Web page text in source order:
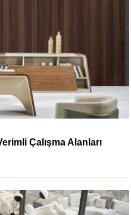
Çalışma Alanları